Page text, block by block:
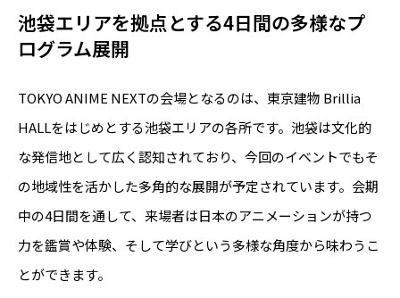
池袋エリアを拠点とする4日間の多様なプ
ログラム展開
TOKYO ANIME NEXTの会場となるのは、東京建物 Brillia
HALLをはじめとする池袋エリアの各所です。池袋は文化的
な発信地として広く認知されており、今回のイベントでもそ
の地域性を活かした多角的な展開が予定されています。会期
中の4日間を通して、来場者は日本のアニメーションが持つ
力を鑑賞や体験、そして学びという多様な角度から味わうこ
とができます。